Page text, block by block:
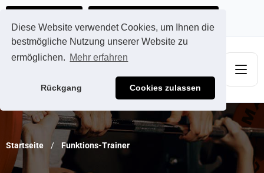
Diese Website verwendet Cookies, um Ihnen die
bestmögliche Nutzung unserer Website zu
ermöglichen. Mehr erfahren
Rückgang Cookies zulassen
Startseite Funktions-Trainer